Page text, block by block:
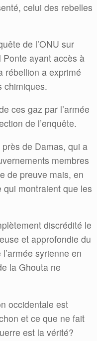
celui des rebelles
de l’ONU sur
Ponte ayant accès à
rébellion a exprimé
chimiques.
ces gaz par l’armée
de l’enquête.
de Damas, qui a
membres
de preuve mais, en
montraient que les
discrédité le
et approfondie du
syrienne en
la Ghouta ne
occidentale est
et ce que ne fait
est la vérité?